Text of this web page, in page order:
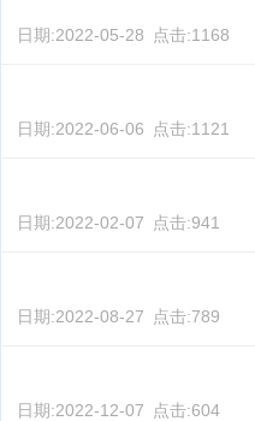
日期:2022-05-28 点击:1168
日期:2022-06-06 点击:1121
日期:2022-02-07 点击:941
日期:2022-08-27 点击:789
日期:2022-12-07 点击:604